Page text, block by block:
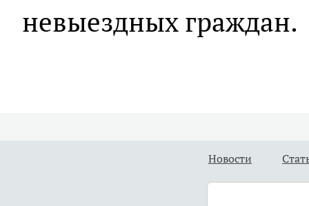
невыездных граждан.
Новости